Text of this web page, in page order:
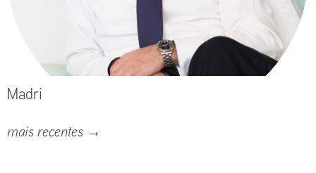
Madri
mais recentes →